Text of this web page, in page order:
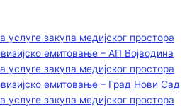
услуге закупа медијског простора
емитовање – АП Војводинa
услуге закупа медијског простора
емитовање – Град Нови Сад
услуге закупа медијског простора